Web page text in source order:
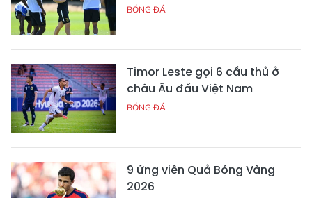
BÓNG ĐÁ
Timor Leste gọi 6 cầu thủ ở
châu Âu đấu Việt Nam
BÓNG ĐÁ
9 ứng viên Quả Bóng Vàng
2026